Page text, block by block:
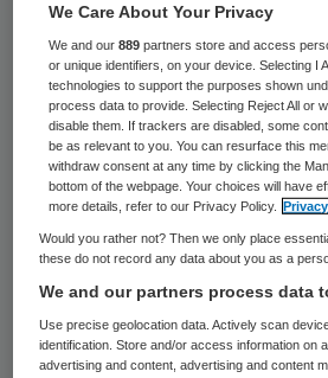
5000 euro betalen. Dat
Inspectie
woensdag bekend.
De kliniek kreeg in juni al
van de inspectie omdat de
veiligheid van de zorg
moest snel iets aan gedaan
de IGJ concludeert nu dat
veel risico’s bestaan
We Care About Your Privacy
We and our889 partners store and access
or unique identifiers, on your device. Selecting I
technologies to support the purposes shown
process data to provide. Selecting Reject All or
disable them. If trackers are disabled, some
be as relevant to you. You can resurface this
withdraw consent at any time by clicking the
bottom of the webpage. Your choices will have
more details, refer to our Privacy Policy.
Would you rather not? Then we only place
these do not record any data about you as a
We and our partners process data
Use precise geolocation data. Actively scan
identification. Store and/or access information on
advertising and content, advertising and content